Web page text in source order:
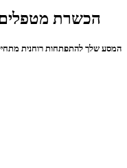
הכשרת מטפלים
המסע שלך להתפתחות רוחנית